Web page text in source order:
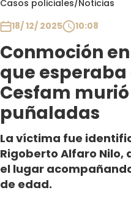
Casos policiales/Noticias
18/ 12/ 2025
10:08
Conmoción
que
Cesfam
puñaladas
La víctima fue
Rigoberto Alfaro Nilo,
el lugar
de edad.
Club De La Comedia
Contigo en Directo
Plan Perfecto
El Tiempo
Sabingo
Todos Los